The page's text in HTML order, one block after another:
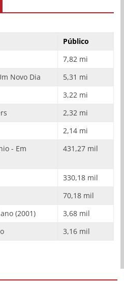
Público
7,82 mi
Novo Dia
5,31 mi
3,22 mi
2,32 mi
2,14 mi
- Em
431,27 mil
330,18 mil
70,18 mil
(2001)
3,68 mil
3,16 mil